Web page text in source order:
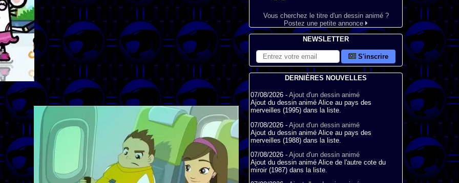
Vous cherchez le titre d'un dessin animé ?
Postez une petite annonce
NEWSLETTER
S'inscrire
DERNIÈRES NOUVELLES
07/08/2026 - Ajout d'un dessin animé
Ajout du dessin animé Alice au pays des
merveilles (1995) dans la liste.
07/08/2026 - Ajout d'un dessin animé
Ajout du dessin animé Alice au pays des
merveilles (1988) dans la liste.
07/08/2026 - Ajout d'un dessin animé
Ajout du dessin animé Alice de l'autre cote du
miroir (1987) dans la liste.